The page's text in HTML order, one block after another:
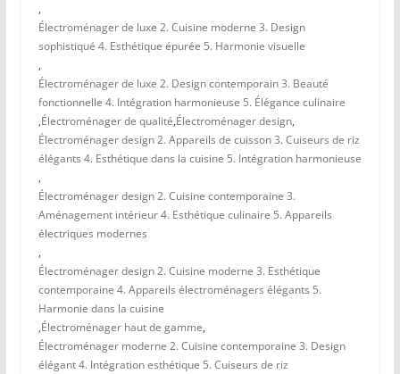
,
Électroménager de luxe 2. Cuisine moderne 3. Design
sophistiqué 4. Esthétique épurée 5. Harmonie visuelle
,
Électroménager de luxe 2. Design contemporain 3. Beauté
fonctionnelle 4. Intégration harmonieuse 5. Élégance culinaire
,Électroménager de qualité,Électroménager design,
Électroménager design 2. Appareils de cuisson 3. Cuiseurs de riz
élégants 4. Esthétique dans la cuisine 5. Intégration harmonieuse
,
Électroménager design 2. Cuisine contemporaine 3.
Aménagement intérieur 4. Esthétique culinaire 5. Appareils
électriques modernes
,
Électroménager design 2. Cuisine moderne 3. Esthétique
contemporaine 4. Appareils électroménagers élégants 5.
Harmonie dans la cuisine
,Électroménager haut de gamme,
Électroménager moderne 2. Cuisine contemporaine 3. Design
élégant 4. Intégration esthétique 5. Cuiseurs de riz